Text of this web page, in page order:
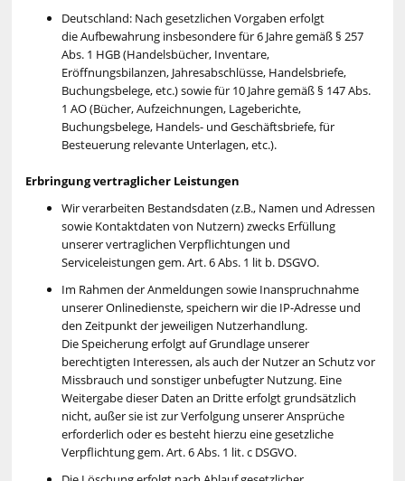
Deutschland: Nach gesetzlichen Vorgaben erfolgt
die Aufbewahrung insbesondere für 6 Jahre gemäß § 257
Abs. 1 HGB (Handelsbücher, Inventare,
Eröffnungsbilanzen, Jahresabschlüsse, Handelsbriefe,
Buchungsbelege, etc.) sowie für 10 Jahre gemäß § 147 Abs.
1 AO (Bücher, Aufzeichnungen, Lageberichte,
Buchungsbelege, Handels- und Geschäftsbriefe, für
Besteuerung relevante Unterlagen, etc.).
Erbringung vertraglicher Leistungen
Wir verarbeiten Bestandsdaten (z.B., Namen und Adressen
sowie Kontaktdaten von Nutzern) zwecks Erfüllung
unserer vertraglichen Verpflichtungen und
Serviceleistungen gem. Art. 6 Abs. 1 lit b. DSGVO.
Im Rahmen der Anmeldungen sowie Inanspruchnahme
unserer Onlinedienste, speichern wir die IP-Adresse und
den Zeitpunkt der jeweiligen Nutzerhandlung.
Die Speicherung erfolgt auf Grundlage unserer
berechtigten Interessen, als auch der Nutzer an Schutz vor
Missbrauch und sonstiger unbefugter Nutzung. Eine
Weitergabe dieser Daten an Dritte erfolgt grundsätzlich
nicht, außer sie ist zur Verfolgung unserer Ansprüche
erforderlich oder es besteht hierzu eine gesetzliche
Verpflichtung gem. Art. 6 Abs. 1 lit. c DSGVO.